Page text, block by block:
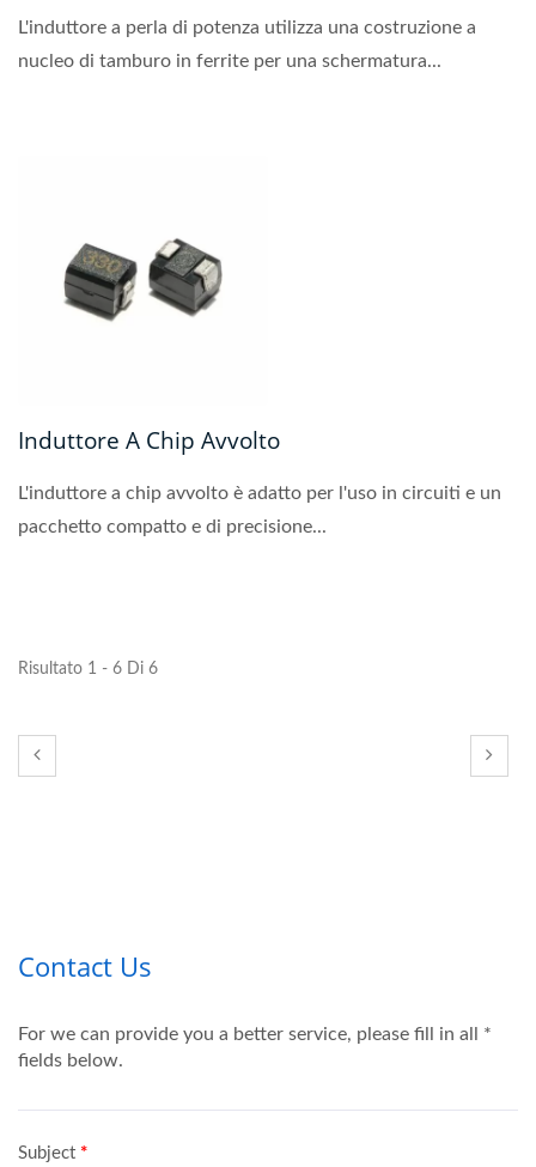
L'induttore a perla di potenza utilizza una costruzione a
nucleo di tamburo in ferrite per una schermatura...
Induttore A Chip Avvolto
L'induttore a chip avvolto è adatto per l'uso in circuiti e un
pacchetto compatto e di precisione...
Risultato 1 - 6 Di 6